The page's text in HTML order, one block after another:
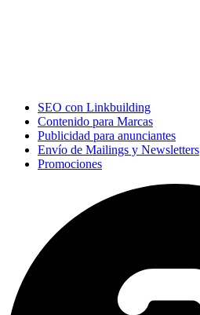
SEO con Linkbuilding
Contenido para Marcas
Publicidad para anunciantes
Envío de Mailings y Newsletters
Promociones